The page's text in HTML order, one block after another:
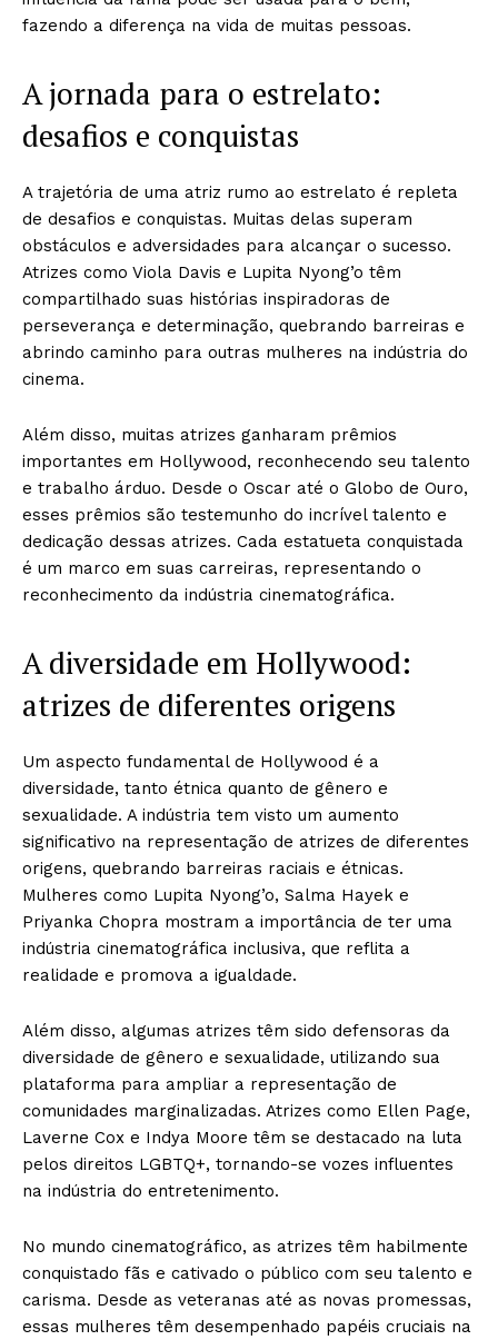
fazendo a diferença na vida de muitas pessoas.
A jornada para o estrelato:
desafios e conquistas
A trajetória de uma atriz rumo ao estrelato é repleta
de desafios e conquistas. Muitas delas superam
obstáculos e adversidades para alcançar o sucesso.
Atrizes como Viola Davis e Lupita Nyong’o têm
compartilhado suas histórias inspiradoras de
perseverança e determinação, quebrando barreiras e
abrindo caminho para outras mulheres na indústria do
cinema.
Além disso, muitas atrizes ganharam prêmios
importantes em Hollywood, reconhecendo seu talento
e trabalho árduo. Desde o Oscar até o Globo de Ouro,
esses prêmios são testemunho do incrível talento e
dedicação dessas atrizes. Cada estatueta conquistada
é um marco em suas carreiras, representando o
reconhecimento da indústria cinematográfica.
A diversidade em Hollywood:
atrizes de diferentes origens
Um aspecto fundamental de Hollywood é a
diversidade, tanto étnica quanto de gênero e
sexualidade. A indústria tem visto um aumento
significativo na representação de atrizes de diferentes
origens, quebrando barreiras raciais e étnicas.
Mulheres como Lupita Nyong’o, Salma Hayek e
Priyanka Chopra mostram a importância de ter uma
indústria cinematográfica inclusiva, que reflita a
realidade e promova a igualdade.
Além disso, algumas atrizes têm sido defensoras da
diversidade de gênero e sexualidade, utilizando sua
plataforma para ampliar a representação de
comunidades marginalizadas. Atrizes como Ellen Page,
Laverne Cox e Indya Moore têm se destacado na luta
pelos direitos LGBTQ+, tornando-se vozes influentes
na indústria do entretenimento.
No mundo cinematográfico, as atrizes têm habilmente
conquistado fãs e cativado o público com seu talento e
carisma. Desde as veteranas até as novas promessas,
essas mulheres têm desempenhado papéis cruciais na